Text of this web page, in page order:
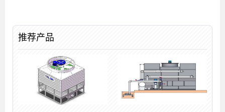
推荐产品